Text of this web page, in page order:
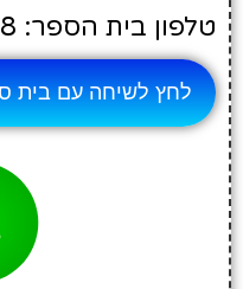
טלפון בית הספר: 02-6273748
לחץ לשיחה עם בית